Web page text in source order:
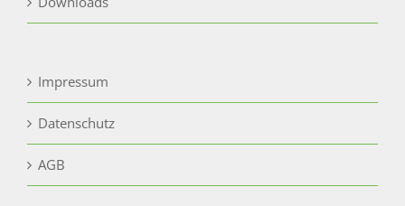
Impressum
Datenschutz
AGB